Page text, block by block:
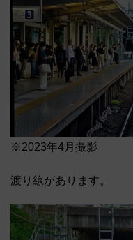
※2023年4月撮影
渡り線があります。